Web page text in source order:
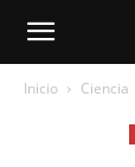
Inicio Ciencia